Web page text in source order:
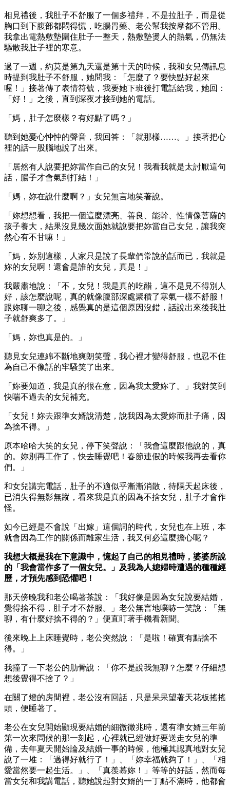
相見禮後，我肚子不舒服了一個多禮拜，不是拉肚子，而是從
胸口到下腹部都悶得慌，吃腸胃藥、老公幫我按摩都不管用。
我拿出電熱敷墊圍住肚子一整天，熱敷墊燙人的熱氣，仍無法
驅散我肚子裡的寒意。
過了一週，約莫是第九天還是第十天的時候，我和女兒傳訊息
時提到我肚子不舒服，她問我：「怎麼了？要快點好起來
喔！」接著傳了表情符號，我要她下班後打電話給我，她回：
「好！」之後，直到深夜才接到她的電話。
「媽，肚子怎麼樣？有好點了嗎？」
聽到她憂心忡忡的聲音，我回答：「就那樣……。」接著把心
裡的話一股腦地說了出來。
「居然有人說要把妳當作自己的女兒！我看我就是太討厭這句
話，腸子才會氣到打結！」
「媽，妳在說什麼啊？」女兒無言地笑著說。
「妳想想看，我把一個這麼漂亮、善良、能幹、性情像菩薩的
孩子養大，結果沒見幾次面她就說要把妳當自己女兒，讓我突
然心有不甘嘛！」
「媽，妳別這樣，人家只是說了長輩們常說的話而已，我就是
妳的女兒啊！還會是誰的女兒，真是！」
我嚴肅地說：「不，女兒！我是真的吃醋，這不是見不得別人
好，該怎麼說呢，真的就像腹部深處聚積了寒氣一樣不舒服！
跟妳聊一聊之後，感覺真的是這個原因沒錯，話說出來後我肚
子就舒爽多了。」
「媽，妳也真是的。」
聽見女兒連綿不斷地爽朗笑聲，我心裡才變得舒服，也忍不住
為自己不像話的牢騷笑了出來。
「妳要知道，我是真的很在意，因為我太愛妳了。」我對笑到
快喘不過去的女兒補充。
「女兒！妳去跟準女婿說清楚，說我因為太愛妳而肚子痛，因
為捨不得。」
原本哈哈大笑的女兒，停下笑聲說：「我會這麼跟他說的，真
的。妳別再工作了，快去睡覺吧！春節連假的時候我再去看你
們。」
和女兒講完電話，肚子的不適似乎漸漸消散，待隔天起床後，
已消失得無影無蹤，看來我是真的因為不捨女兒，肚子才會作
怪。
如今已經是不會說「出嫁」這個詞的時代，女兒也在上班，本
就會因為工作的關係而離家生活，我又何必這麼擔心呢？
我想大概是我在下意識中，憶起了自己的相見禮時，婆婆所說
的「我會當作多了一個女兒。」及我為人媳婦時遭遇的種種經
歷，才預先感到恐懼吧！
那天傍晚我和老公喝著茶說：「我好像是因為女兒說要結婚，
覺得捨不得，肚子才不舒服。」老公無言地噗哧一笑說：「無
聊，有什麼好捨不得的？」便直盯著手機看新聞。
後來晚上上床睡覺時，老公突然說：「是啦！確實有點捨不
得。」
我撞了一下老公的肋骨說：「你不是說我無聊？怎麼？仔細想
想後覺得不捨了？」
在關了燈的房間裡，老公沒有回話，只是呆呆望著天花板搖搖
頭，便睡著了。
老公在女兒開始顯現要結婚的細微徵兆時，還有準女婿三年前
第一次來問候的那一刻起，心裡就已經做好要送走女兒的準
備，去年夏天開始論及結婚一事的時候，他極其認真地對女兒
說了一堆：「過得好就行了！」、「妳幸福就夠了！」、「相
愛當然要一起生活。」、「真羨慕妳！」等等的好話，然而每
當女兒和我講電話，聽她說起對女婿的一丁點不滿時，他都會